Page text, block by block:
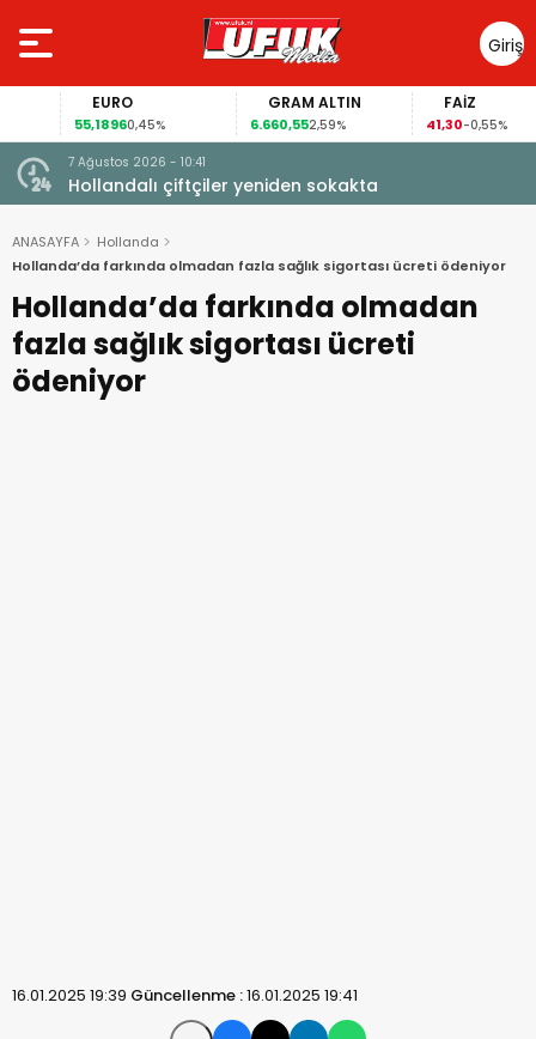
Giriş
Yap
EURO
55,18960,45%
GRAM ALTIN
6.660,552,59%
FAİZ
41,30 -0,55%
şoke
7 Ağustos 2026 - 10:41
Hollandalı çiftçiler yeniden sokakta
ANASAYFA
Hollanda
Hollanda’da farkında olmadan fazla sağlık sigortası ücreti ödeniyor
Hollanda’da farkında olmadan
fazla sağlık sigortası ücreti
ödeniyor
16.01.2025 19:39 Güncellenme :16.01.2025 19:41